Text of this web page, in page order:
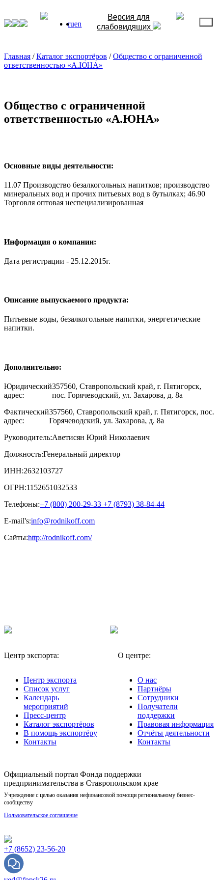
ruen
Версия для
слабовидящих
Главная /Каталог экспортёров /Общество с ограниченной
ответственностью «А.ЮНА»
Общество с ограниченной
ответственностью «А.ЮНА»
Основные виды деятельности:
11.07 Производство безалкогольных напитков; производство
минеральных вод и прочих питьевых вод в бутылках; 46.90
Торговля оптовая неспециализированная
Информация о компании:
Дата регистрации - 25.12.2015г.
Описание выпускаемого продукта:
Питьевые воды, безалкогольные напитки, энергетические
напитки.
Дополнительно:
Юридический
адрес:
357560, Ставропольский край, г. Пятигорск,
пос. Горячеводский, ул. Захарова, д. 8а
Фактический
адрес:
357560, Ставропольский край, г. Пятигорск, пос.
Горячеводский, ул. Захарова, д. 8а
Руководитель:Аветисян Юрий Николаевич
Должность:Генеральный директор
ИНН:2632103727
ОГРН:1152651032533
Телефоны:+7 (800) 200-29-33 +7 (8793) 38-84-44
E-mail's:info@rodnikoff.com
Сайты:http://rodnikoff.com/
Центр экспорта:
Центр экспорта
Список услуг
Календарь
мероприятий
Пресс-центр
Каталог экспортёров
В помощь экспортёру
Контакты
О центре:
О нас
Партнёры
Сотрудники
Получатели
поддержки
Правовая информация
Отчёты деятельности
Контакты
Официальный портал Фонда поддержки
предпринимательства в Ставропольском крае
Учреждение с целью оказания нефинансовой помощи региональному бизнес-
сообществу
Пользовательское соглашение
+7 (8652) 23-56-20